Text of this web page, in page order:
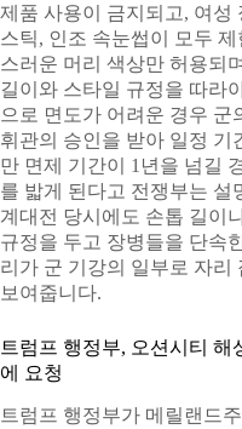
제품 사용이 금지되고, 여성
스틱, 인조 속눈썹이 모두
스러운 머리 색상만 허용되
길이와 스타일 규정을 따라
으로 면도가 어려운 경우 군
휘관의 승인을 받아 일정 기
만 면제 기간이 1년을 넘길
를 밟게 된다고 전쟁부는 설
계대전 당시에도 손톱 길이
규정을 두고 장병들을 단속
리가 군 기강의 일부로 자리
보여줍니다.
트럼프 행정부, 오션시티 해
에 요청
트럼프 행정부가 메릴랜드